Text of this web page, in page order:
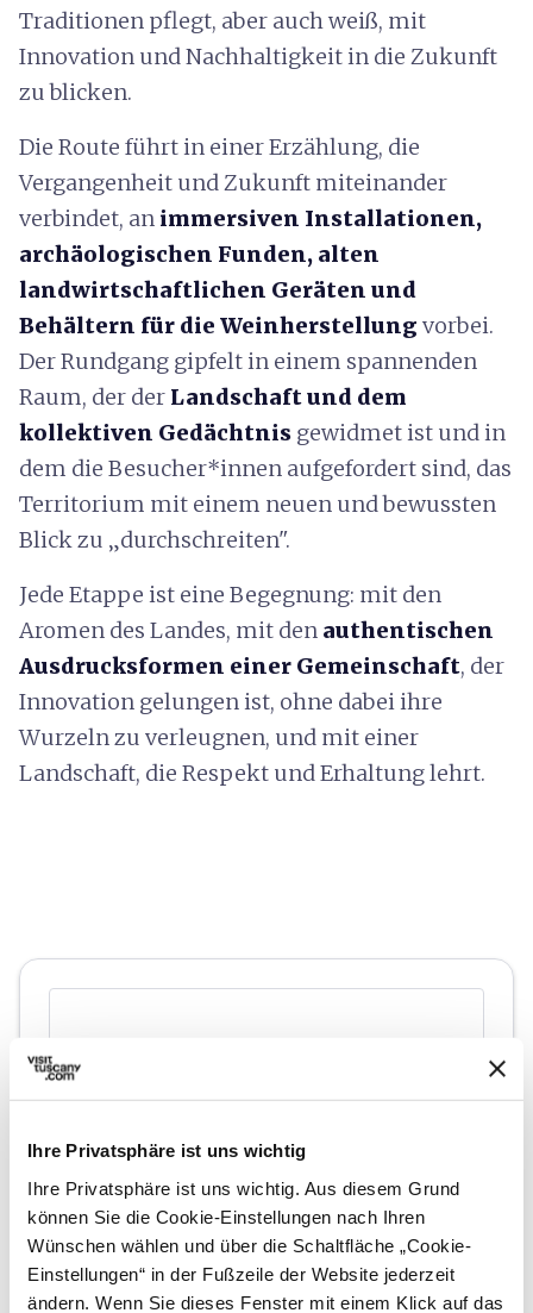
Ihre Privatsphäre ist uns wichtig
Ihre Privatsphäre ist uns wichtig. Aus diesem Grund
können Sie die Cookie-Einstellungen nach Ihren
Wünschen wählen und über die Schaltfläche „Cookie-
Einstellungen“ in der Fußzeile der Website jederzeit
ändern. Wenn Sie dieses Fenster mit einem Klick auf das
Traditionen pflegt, aber auch weiß, mit
Innovation und Nachhaltigkeit in die Zukunft
zu blicken.
Die Route führt in einer Erzählung, die
Vergangenheit und Zukunft miteinander
verbindet, an immersiven Installationen,
archäologischen Funden, alten
landwirtschaftlichen Geräten und
Behältern für die Weinherstellung vorbei.
Der Rundgang gipfelt in einem spannenden
Raum, der der Landschaft und dem
kollektiven Gedächtnis gewidmet ist und in
dem die Besucher*innen aufgefordert sind, das
Territorium mit einem neuen und bewussten
Blick zu „durchschreiten".
Jede Etappe ist eine Begegnung: mit den
Aromen des Landes, mit den authentischen
Ausdrucksformen einer Gemeinschaft, der
Innovation gelungen ist, ohne dabei ihre
Wurzeln zu verleugnen, und mit einer
Landschaft, die Respekt und Erhaltung lehrt.
directions Wegbeschreibung